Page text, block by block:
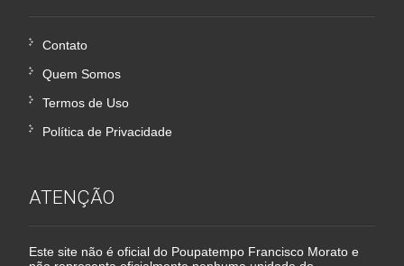
Contato
Quem Somos
Termos de Uso
Política de Privacidade
ATENÇÃO
Este site não é oficial do Poupatempo Francisco Morato e